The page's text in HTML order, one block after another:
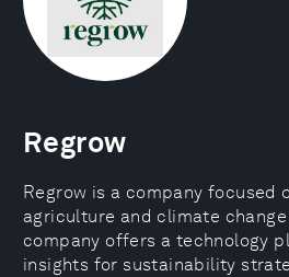
Regrow
Regrow is a company focused
agriculture and climate
company offers a technology
insights for sustainability